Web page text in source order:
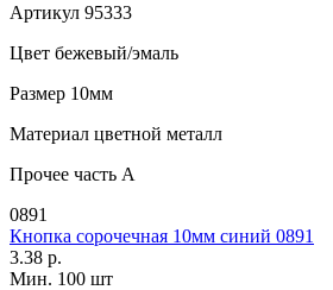
Артикул 95333
Цвет бежевый/эмаль
Размер 10мм
Материал цветной металл
Прочее часть А
0891
Кнопка сорочечная 10мм синий 0891
3.38 р.
Мин. 100 шт